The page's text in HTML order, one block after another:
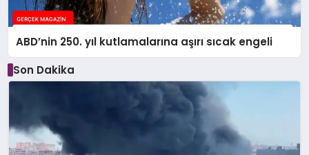
ABD’nin 250. yıl kutlamalarına aşırı sıcak engeli
Son Dakika